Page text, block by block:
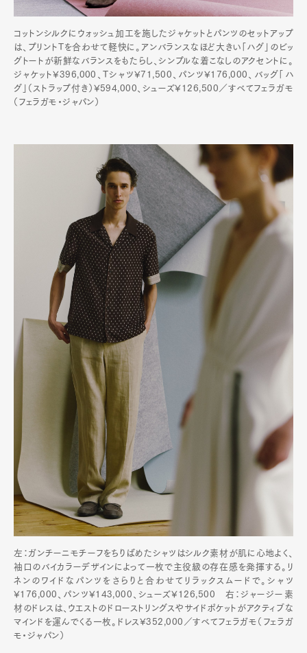
Art&DesignWatchFashion
GourmetCars
Product
Pen Membership
Magazine
Official Columnist
About
Contact
Pen Meet
Pen international Pen tw
コットンシルクにウォッシュ加工を施したジャケットとパンツのセットアップ
は、プリントTを合わせて軽快に。アンバランスなほど大きい「ハグ」のビッ
グトートが新鮮なバランスをもたらし、シンプルな着こなしのアクセントに。
ジャケット¥396,000、Tシャツ¥71,500、パンツ¥176,000、バッグ「ハ
グ」（ストラップ付き）¥594,000、シューズ¥126,500／すべてフェラガモ
（フェラガモ・ジャパン）
左：ガンチーニモチーフをちりばめたシャツはシルク素材が肌に心地よく、
袖口のバイカラーデザインによって一枚で主役級の存在感を発揮する。リ
ネンのワイドなパンツをさらりと合わせてリラックスムードで。シャツ
¥176,000、パンツ¥143,000、シューズ¥126,500 右：ジャージー素
材のドレスは、ウエストのドローストリングスやサイドポケットがアクティブな
マインドを運んでくる一枚。ドレス¥352,000／すべてフェラガモ（フェラガ
モ・ジャパン）